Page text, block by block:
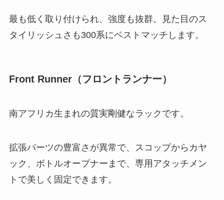
最も低く取り付けられ、強度も抜群。見た目のス
タイリッシュさも300系にベストマッチします。
Front Runner（フロントランナー）
南アフリカ生まれの質実剛健なラックです。
拡張パーツの豊富さが異常で、スコップからカヤ
ック、ボトルオープナーまで、専用アタッチメン
トで美しく固定できます。